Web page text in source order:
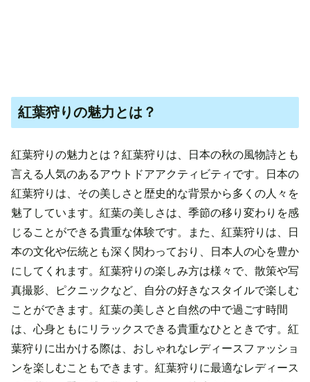
紅葉狩りの魅力とは？
紅葉狩りの魅力とは？紅葉狩りは、日本の秋の風物詩とも
言える人気のあるアウトドアアクティビティです。日本の
紅葉狩りは、その美しさと歴史的な背景から多くの人々を
魅了しています。紅葉の美しさは、季節の移り変わりを感
じることができる貴重な体験です。また、紅葉狩りは、日
本の文化や伝統とも深く関わっており、日本人の心を豊か
にしてくれます。紅葉狩りの楽しみ方は様々で、散策や写
真撮影、ピクニックなど、自分の好きなスタイルで楽しむ
ことができます。紅葉の美しさと自然の中で過ごす時間
は、心身ともにリラックスできる貴重なひとときです。紅
葉狩りに出かける際は、おしゃれなレディースファッショ
ンを楽しむこともできます。紅葉狩りに最適なレディース